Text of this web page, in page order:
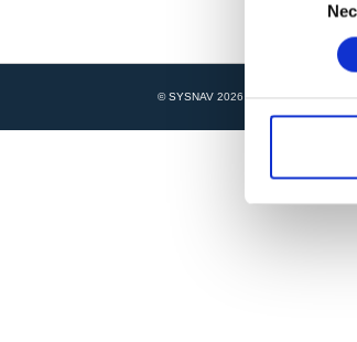
s
e
© SYSNAV 2026 . TOUS DROITS